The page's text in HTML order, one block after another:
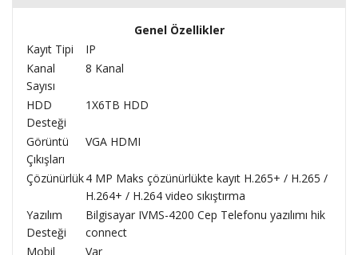
Genel Özellikler
Kayıt Tipi
IP
Kanal
Sayısı
8 Kanal
HDD
Desteği
1X6TB HDD
Görüntü
Çıkışları
VGA HDMI
Çözünürlük4 MP Maks çözünürlükte kayıt H.265+ / H.265 /
H.264+ / H.264 video sıkıştırma
Yazılım
Desteği
Bilgisayar IVMS-4200 Cep Telefonu yazılımı hik
connect
Mobil
Var